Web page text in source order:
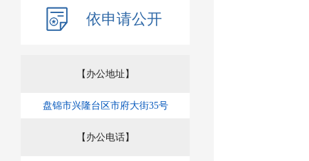
依申请公开
【办公地址】
盘锦市兴隆台区市府大街35号
【办公电话】